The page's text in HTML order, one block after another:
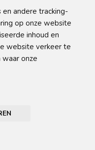
en andere tracking-
op onze website
inhoud en
website verkeer te
onze